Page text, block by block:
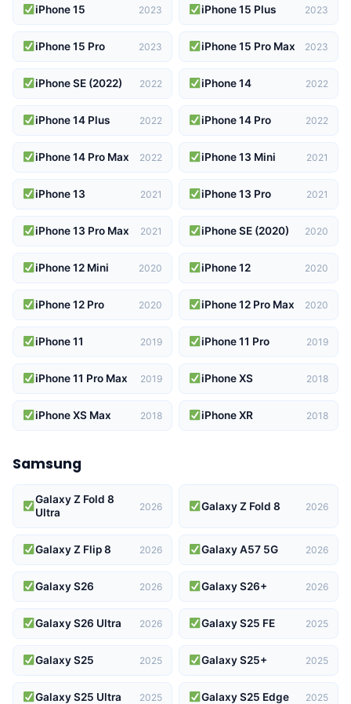
iPhone 15 2023 iPhone 15 Plus 2023
iPhone 15 Pro 2023 iPhone 15 Pro Max 2023
iPhone SE (2022) 2022 iPhone 14 2022
iPhone 14 Plus 2022 iPhone 14 Pro 2022
iPhone 14 Pro Max 2022 iPhone 13 Mini 2021
iPhone 13 2021 iPhone 13 Pro 2021
iPhone 13 Pro Max 2021 iPhone SE (2020) 2020
iPhone 12 Mini 2020 iPhone 12 2020
iPhone 12 Pro 2020 iPhone 12 Pro Max 2020
iPhone 11 2019 iPhone 11 Pro 2019
iPhone 11 Pro Max 2019 iPhone XS 2018
iPhone XS Max 2018 iPhone XR 2018
Samsung
Galaxy Z Fold 8
Ultra
2026 Galaxy Z Fold 8 2026
Galaxy Z Flip 8 2026 Galaxy A57 5G 2026
Galaxy S26 2026 Galaxy S26+ 2026
Galaxy S26 Ultra 2026 Galaxy S25 FE 2025
Galaxy S25 2025 Galaxy S25+ 2025
Galaxy S25 Ultra 2025 Galaxy S25 Edge 2025